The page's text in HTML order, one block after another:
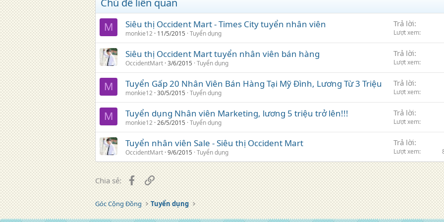
M Siêu thị Occident Mart - Times City tuyển nhân viên
monkie12 11/5/2015 Tuyển dụng
Trả lời
Lượt xem
Siêu thị Occident Mart tuyển nhân viên bán hàng
OccidentMart 3/6/2015 Tuyển dụng
Trả lời
Lượt xem
M Tuyển Gấp 20 Nhân Viên Bán Hàng Tại Mỹ Đình, Lương Từ 3 Triệu
monkie12 30/5/2015 Tuyển dụng
Trả lời
Lượt xem
M Tuyển dụng Nhân viên Marketing, lương 5 triệu trở lên!!!
monkie12 26/5/2015 Tuyển dụng
Trả lời
Lượt xem
Tuyển nhân viên Sale - Siêu thị Occident Mart
OccidentMart 9/6/2015 Tuyển dụng
Trả lời
Lượt xem
Chia sẻ: Facebook
Liên kết
Góc Cộng Đồng Tuyển dụng